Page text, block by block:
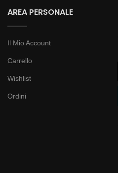
AREA PERSONALE
Il Mio Account
Carrello
Wishlist
Ordini